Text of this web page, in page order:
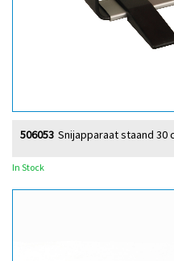
Snijapparaat staand 30
506053
In Stock